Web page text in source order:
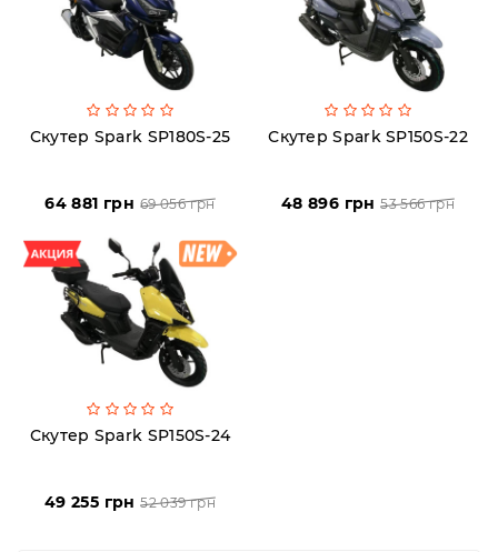
Скутер Spark SP180S-25
64 881 грн 69 056 грн
Скутер Spark SP150S-22
48 896 грн 53 566 грн
Скутер Spark SP150S-24
49 255 грн 52 039 грн